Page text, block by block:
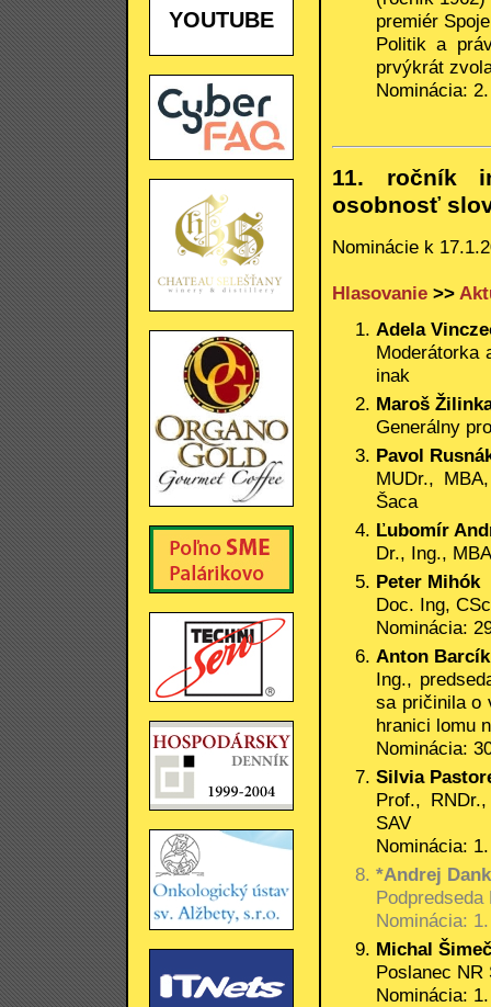
YOUTUBE
premiér
Politik a
prvýkrát
Nominácia:
11. ročník
osobnosť
Nominácie k
Hlasovanie >>
Adela
Moderátorka
inak
Maroš
Generálny
Pavol
MUDr.,
Šaca
Ľubomír
Dr., Ing.,
Peter Mihók
Doc. Ing,
Nominácia:
Anton Barcík
Ing.,
sa pričinila o
hranici lomu
Nominácia:
Silvia
Prof.,
SAV
Nominácia:
*Andrej
Nominácia:
Michal
Poslanec NR
Nominácia: